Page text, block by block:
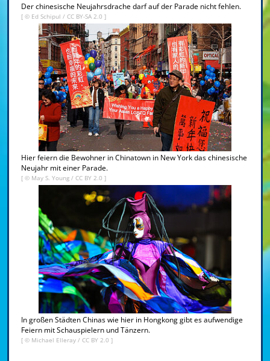
Der chinesische Neujahrsdrache darf auf der Parade nicht fehlen.
[ © Ed Schipul / CC BY-SA 2.0 ]
Hier feiern die Bewohner in Chinatown in New York das chinesische
Neujahr mit einer Parade.
[ © May S. Young / CC BY 2.0 ]
In großen Städten Chinas wie hier in Hongkong gibt es aufwendige
Feiern mit Schauspielern und Tänzern.
[ © Michael Elleray / CC BY 2.0 ]